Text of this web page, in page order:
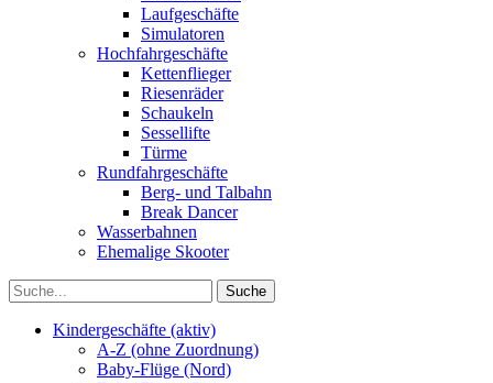
Laufgeschäfte
Simulatoren
Hochfahrgeschäfte
Kettenflieger
Riesenräder
Schaukeln
Sessellifte
Türme
Rundfahrgeschäfte
Berg- und Talbahn
Break Dancer
Wasserbahnen
Ehemalige Skooter
Kindergeschäfte (aktiv)
A-Z (ohne Zuordnung)
Baby-Flüge (Nord)